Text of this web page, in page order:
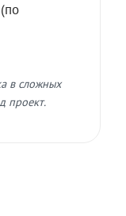
в сложных
проект.